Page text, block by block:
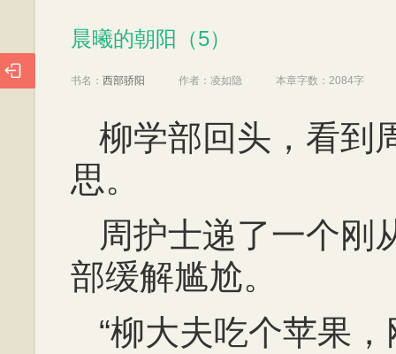
晨曦的朝阳（5）
书名： 西部骄阳 作者： 凌如隐 本章字数： 2084字
柳学部回头，看到
思。
周护士递了一个刚
部缓解尴尬。
“柳大夫吃个苹果
